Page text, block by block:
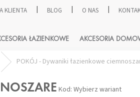
KLIENTA BLOG O NAS
ŁAZIENKOWE AKCESORIA
POKÓJ - Dywaniki łazienkowe
Kod: Wybierz wariant